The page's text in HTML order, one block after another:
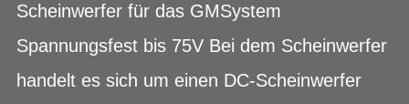
Scheinwerfer für das GMSystem
Spannungsfest bis 75V Bei dem Scheinwerfer
handelt es sich um einen DC-Scheinwerfer